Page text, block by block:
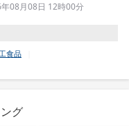
08月08日 12時00分
食品
グ